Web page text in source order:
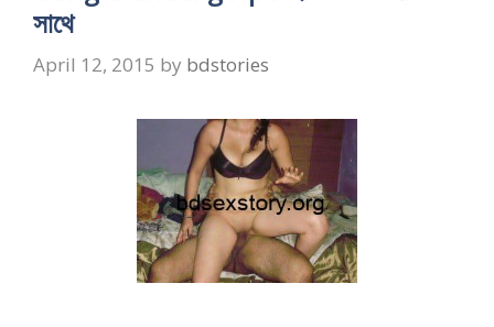
সাথে
April 12, 2015 by bdstories